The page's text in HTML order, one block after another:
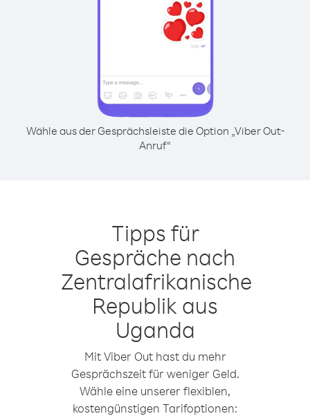
Wähle aus der Gesprächsleiste die Option „Viber Out-
Anruf“
Tipps für
Gespräche nach
Zentralafrikanische
Republik aus
Uganda
Mit Viber Out hast du mehr
Gesprächszeit für weniger Geld.
Wähle eine unserer flexiblen,
kostengünstigen Tarifoptionen: